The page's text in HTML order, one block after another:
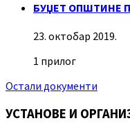
БУЏЕТ ОПШТИНЕ
23. октобар 2019.
1 прилог
Остали документи
УСТАНОВЕ И